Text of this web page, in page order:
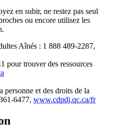
en subir, ne restez pas seul
ou encore utilisez les
Aînés : 1 888 489-2287,
pour trouver des ressources
personne et des droits de la
6477, www.cdpdj.qc.ca/fr